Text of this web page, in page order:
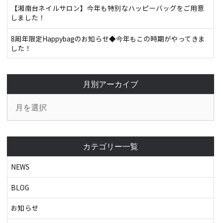
【湘南台ネイルサロン】今年も特別なハッピーバッグをご用意
しました！
8周年限定Happybagのお知らせ◆今年もこの時期がやってきま
した！
月別アーカイブ
カテゴリー一覧
NEWS
BLOG
お知らせ